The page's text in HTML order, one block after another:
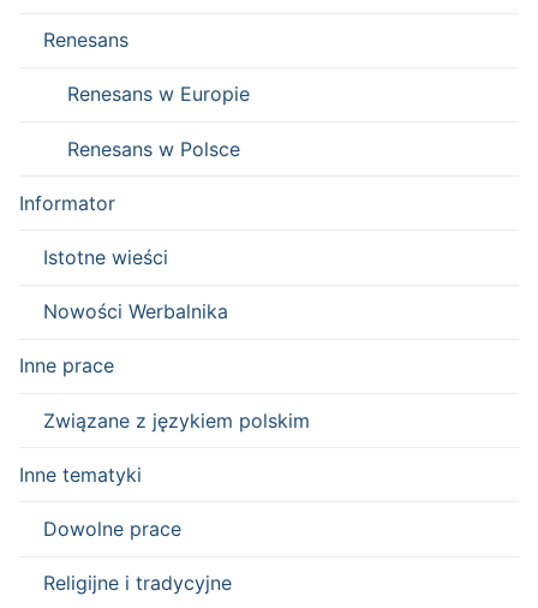
Renesans
Renesans w Europie
Renesans w Polsce
Informator
Istotne wieści
Nowości Werbalnika
Inne prace
Związane z językiem polskim
Inne tematyki
Dowolne prace
Religijne i tradycyjne